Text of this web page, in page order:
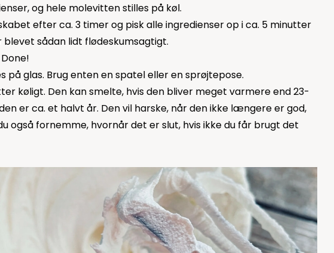
og hele molevitten stilles på køl.
efter ca. 3 timer og pisk alle ingredienser op i ca. 5 minutter
sådan lidt flødeskumsagtigt.
på glas. Brug enten en spatel eller en sprøjtepose.
køligt. Den kan smelte, hvis den bliver meget varmere end 23-
er ca. et halvt år. Den vil harske, når den ikke længere er god,
også fornemme, hvornår det er slut, hvis ikke du får brugt det